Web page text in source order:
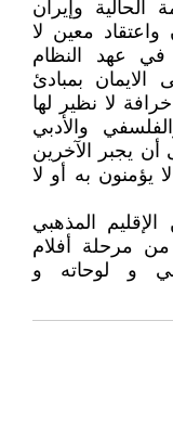
الحالية وإيران
واعتقاد معين لا
عهد النظام
بمبادئ
لا نظير لها
والأدبي
أن يجبر الآخرين
يؤمنون به أو لا
المذهبي
مرحلة أفلام
و لوحاته و